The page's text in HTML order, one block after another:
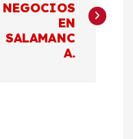
NEGOCIOS
EN
SALAMANC
A.